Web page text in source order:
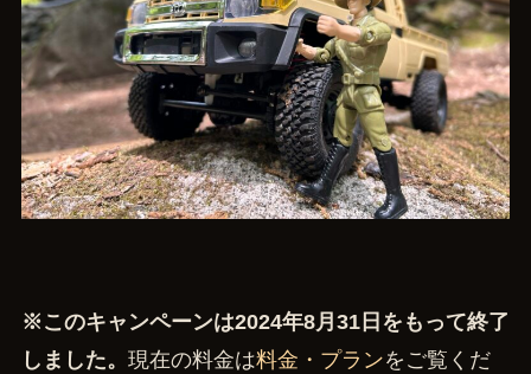
※このキャンペーンは2024年8月31日をもって終了
しました。 現在の料金は料金・プランをご覧くだ